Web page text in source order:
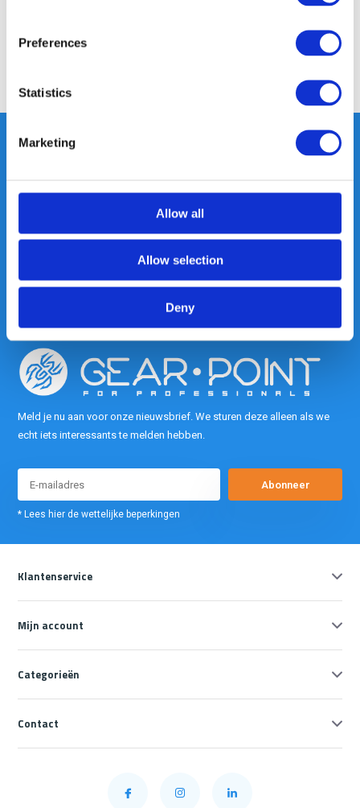
Preferences
Statistics
Marketing
Allow all
Allow selection
Deny
is onze kracht.
info@gearpoint.nl
Meld je nu aan voor onze nieuwsbrief. We sturen deze alleen als we
echt iets interessants te melden hebben.
Abonneer
* Lees hier de wettelijke beperkingen
Klantenservice
Mijn account
Categorieën
Contact